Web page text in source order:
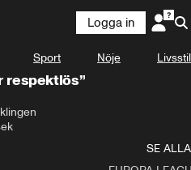
Logga in
Sport Nöje Livsstil
respektlös”
SE ALLA